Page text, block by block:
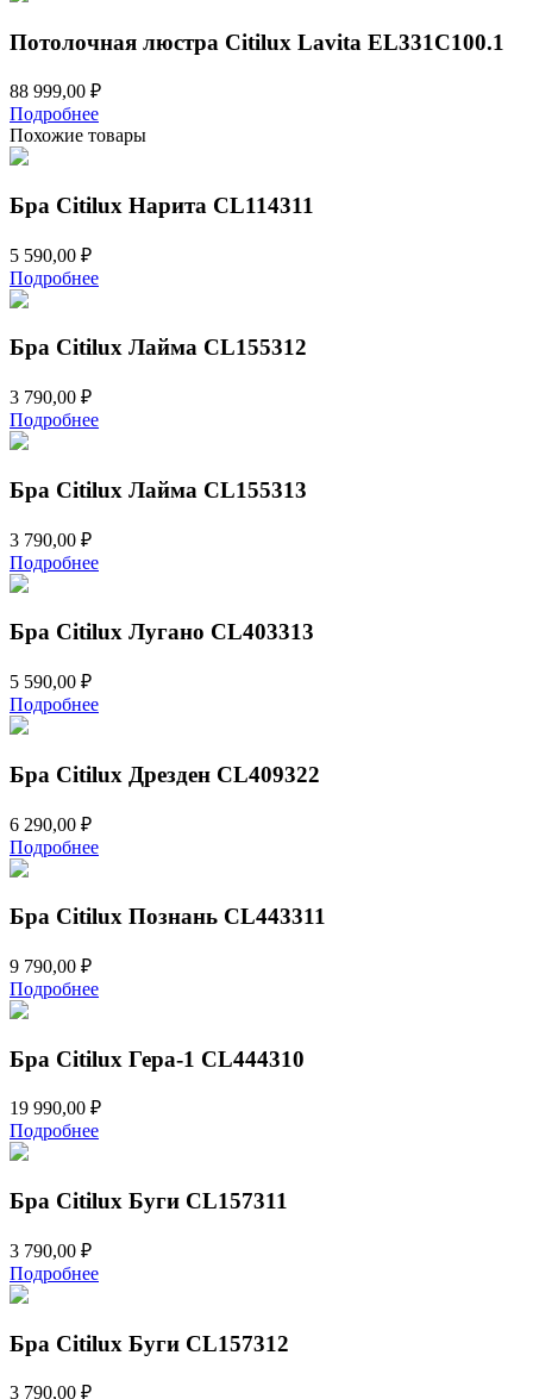
Потолочная люстра Citilux Lavita EL331C100.1
88 999,00 ₽
Подробнее
Похожие товары
Бра Citilux Нарита CL114311
5 590,00 ₽
Подробнее
Бра Citilux Лайма CL155312
3 790,00 ₽
Подробнее
Бра Citilux Лайма CL155313
3 790,00 ₽
Подробнее
Бра Citilux Лугано CL403313
5 590,00 ₽
Подробнее
Бра Citilux Дрезден CL409322
6 290,00 ₽
Подробнее
Бра Citilux Познань CL443311
9 790,00 ₽
Подробнее
Бра Citilux Гера-1 CL444310
19 990,00 ₽
Подробнее
Бра Citilux Буги CL157311
3 790,00 ₽
Подробнее
Бра Citilux Буги CL157312
3 790,00 ₽